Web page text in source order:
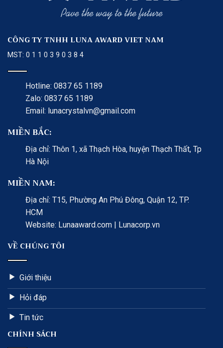
CÔNG TY TNHH LUNA AWARD VIET NAM
MST: 0 1 1 0 3 9 0 3 8 4
Hotline: 0837 65 1189
Zalo: 0837 65 1189
Email: lunacrystalvn@gmail.com
MIỀN BẮC:
Địa chỉ: Thôn 1, xã Thạch Hòa, huyện Thạch Thất, Tp
Hà Nội
MIỀN NAM:
Địa chỉ: T15, Phường An Phú Đông, Quận 12, TP.
HCM
Website: Lunaaward.com | Lunacorp.vn
VỀ CHÚNG TÔI
Giới thiệu
Hỏi đáp
Tin tức
CHÍNH SÁCH